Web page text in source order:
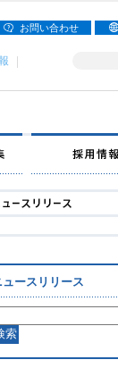
お問い合わせ
ュースリリース